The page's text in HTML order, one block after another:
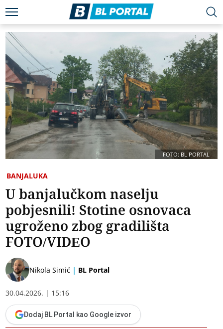
FOTO: BL PORTAL
BANJALUKA
U banjalučkom naselju
pobjesnili! Stotine osnovaca
ugroženo zbog gradilišta
FOTO/VIDEO
Nikola Simić | BL Portal
30.04.2026. | 15:16
Dodaj BL Portal kao Google izvor